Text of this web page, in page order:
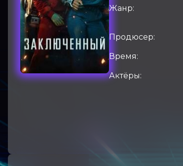
Жанр:
Продюсер:
Время:
Актёры: